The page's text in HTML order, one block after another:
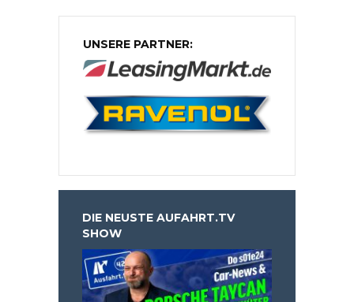
UNSERE PARTNER:
DIE NEUSTE AUFAHRT.TV
SHOW